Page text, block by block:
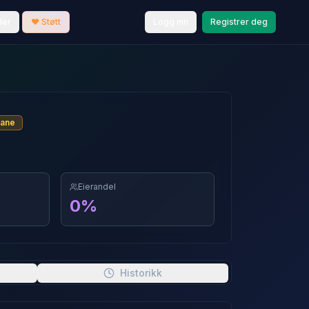
❤️ Støtt Registrer deg
Eierandel
0%
Historikk